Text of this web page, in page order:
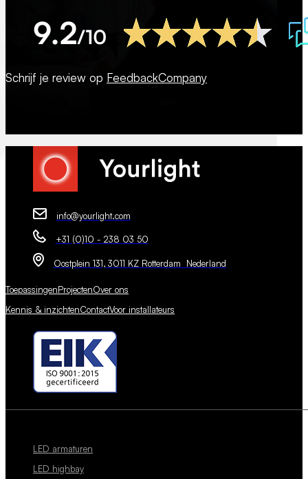
Schrijf je review op FeedbackCompany
info@yourlight.com
+31 (0)10 - 238 03 50
Oostplein 131, 3011 KZ Rotterdam Nederland
ToepassingenProjectenOver ons
Kennis & inzichtenContactVoor installateurs
LED armaturen
LED highbay